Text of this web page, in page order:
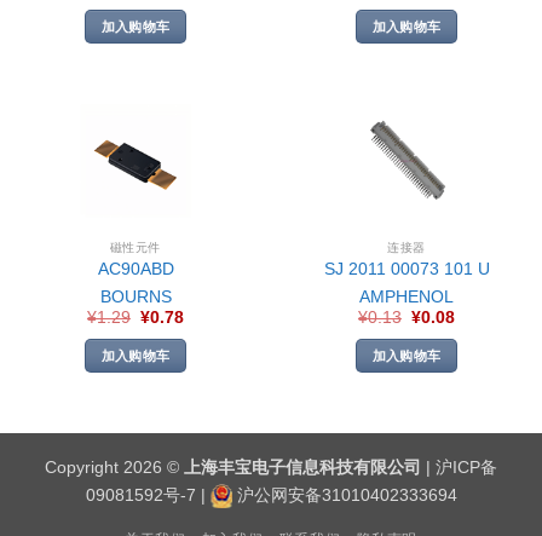
加入购物车 加入购物车
磁性元件
AC90ABD
BOURNS
¥1.29 ¥0.78
加入购物车
连接器
SJ 2011 00073 101 U
AMPHENOL
¥0.13 ¥0.08
加入购物车
Copyright 2026 © 上海丰宝电子信息科技有限公司 | 沪ICP备
09081592号-7 | 沪公网安备31010402333694